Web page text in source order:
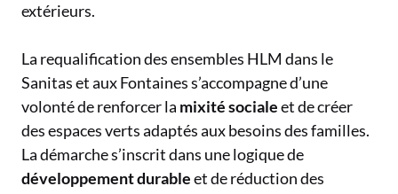
extérieurs.
La requalification des ensembles HLM dans le
Sanitas et aux Fontaines s’accompagne d’une
volonté de renforcer la mixité socialeet de créer
des espaces verts adaptés aux besoins des familles.
La démarche s’inscrit dans une logique de
développement durableet de réduction des